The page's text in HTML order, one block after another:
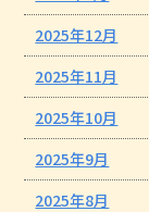
2025年12月
2025年11月
2025年10月
2025年9月
2025年8月